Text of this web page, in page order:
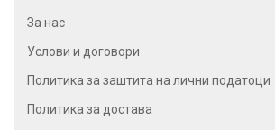
За нас
Услови и договори
Политика за заштита на лични податоци
Политика за достава